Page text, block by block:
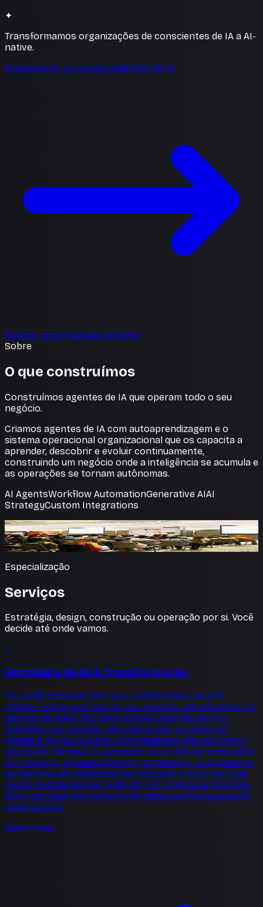
✦
Transformamos organizações de conscientes de IA a AI-
native.
Experimente os nossos agentes de IA
Marcar uma chamada gratuita
Sobre
O que construímos
Construímos agentes de IA que operam todo o seu
negócio.
Criamos agentes de IA com autoaprendizagem e o
sistema operacional organizacional que os capacita a
aprender, descobrir e evoluir continuamente,
construindo um negócio onde a inteligência se acumula e
as operações se tornam autônomas.
AI AgentsWorkflow AutomationGenerative AIAI
StrategyCustom Integrations
Construído, não apenas aconselhado
Construímos a IA que recomendamos.
Especialização
Serviços
Estratégia, design, construção ou operação por si. Você
decide até onde vamos.
1
Estratégia de IA & Transformação
Por onde começar com IA e o plano exato para lá
chegar. Integramo-nos no seu negocio, identificamos os
pontos de maior ROI para colocar agentes de IA a
trabalhar nas vendas, nas operacoes, no apoio ao
cliente e no seu produto, e entregamos-lhe um roteiro
priorizado, da visao a execucao: casos de uso ordenados
por impacto, sequenciamento, orcamento, arquitetura e
as decisoes de viabilidade que reduzem o risco em cada
passo. Estrategia que pode pôr em pratica na segunda-
feira, nao mais um conjunto de slides que fica esquecido
numa gaveta.
Saber mais